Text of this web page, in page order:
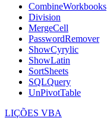
CombineWorkbooks
Division
MergeCell
PasswordRemover
ShowCyrylic
ShowLatin
SortSheets
SQLQuery
UnPivotTable
LIÇÕES VBA